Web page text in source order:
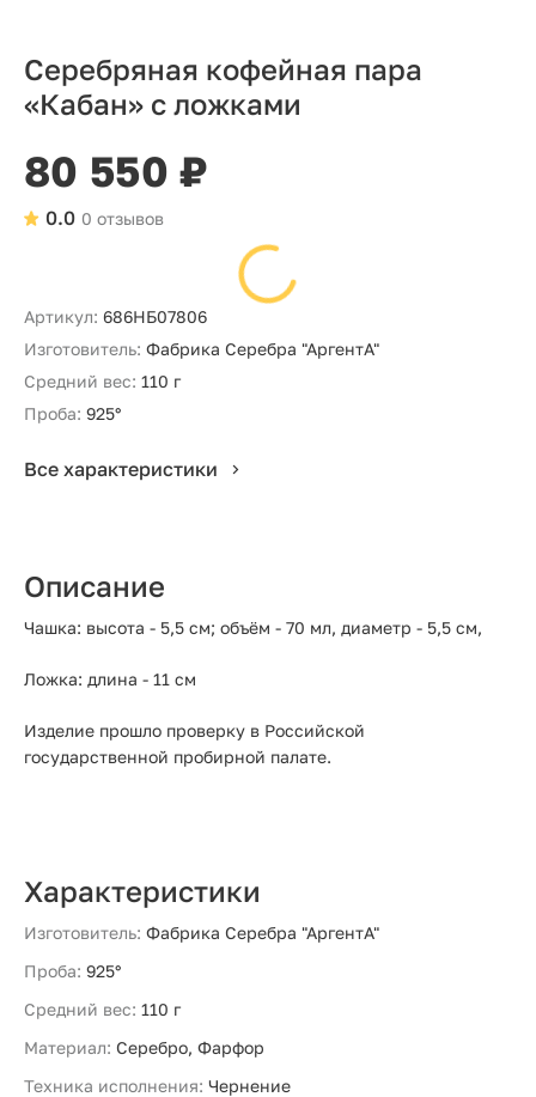
Серебряная кофейная пара
«Кабан» с ложками
80 550 ₽
0 отзывов
0.0
Артикул: 686НБ07806
Изготовитель: Фабрика Серебра "АргентА"
Средний вес: 110 г
Проба: 925°
Все характеристики
Описание
Чашка: высота - 5,5 см; объём - 70 мл, диаметр - 5,5 см,
Ложка: длина - 11 см
Изделие прошло проверку в Российской
государственной пробирной палате.
Характеристики
Изготовитель: Фабрика Серебра "АргентА"
Проба: 925°
Средний вес: 110 г
Материал: Серебро, Фарфор
Техника исполнения: Чернение